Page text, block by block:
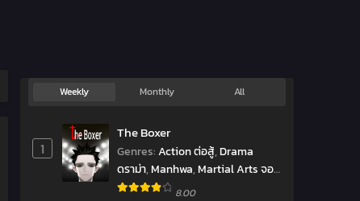
Weekly Monthly All
1
The Boxer
Genres:Action ต่อสู้,Drama
ดราม่า,Manhwa,Martial Arts จอม
ยุทธ์,Shounen โชเน็น
8.00